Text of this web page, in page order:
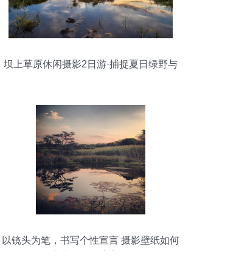
坝上草原休闲摄影2日游·捕捉夏日绿野与
以镜头为笔，书写个性宣言 摄影壁纸如何